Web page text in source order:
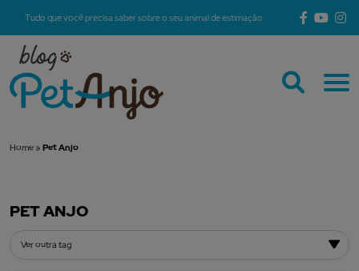
Tudo que você precisa saber sobre o seu animal de estimação
Home » Pet Anjo
PET ANJO